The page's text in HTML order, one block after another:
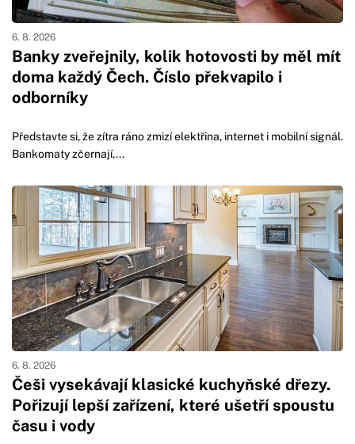
Banky zveřejnily, kolik hotovosti by měl mít
doma každý Čech. Číslo překvapilo i
odborníky
6. 8. 2026
Představte si, že zítra ráno zmizí elektřina, internet i mobilní signál.
Bankomaty zčernají,...
Češi vysekávají klasické kuchyňské dřezy.
Pořizují lepší zařízení, které ušetří spoustu
času i vody
6. 8. 2026